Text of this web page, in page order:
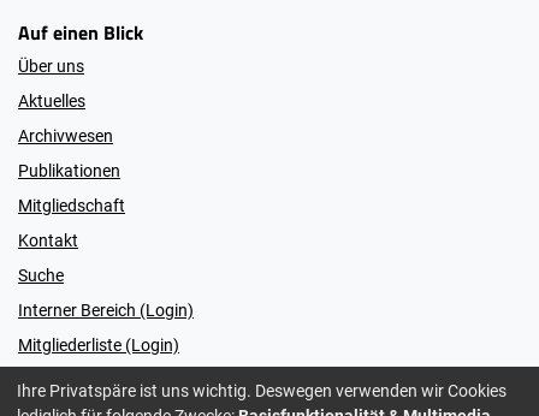
Auf einen Blick
Über uns
Aktuelles
Archivwesen
Publikationen
Mitgliedschaft
Kontakt
Suche
Interner Bereich (Login)
Mitgliederliste (Login)
Ihre Privatspäre ist uns wichtig. Deswegen verwenden wir Cookies